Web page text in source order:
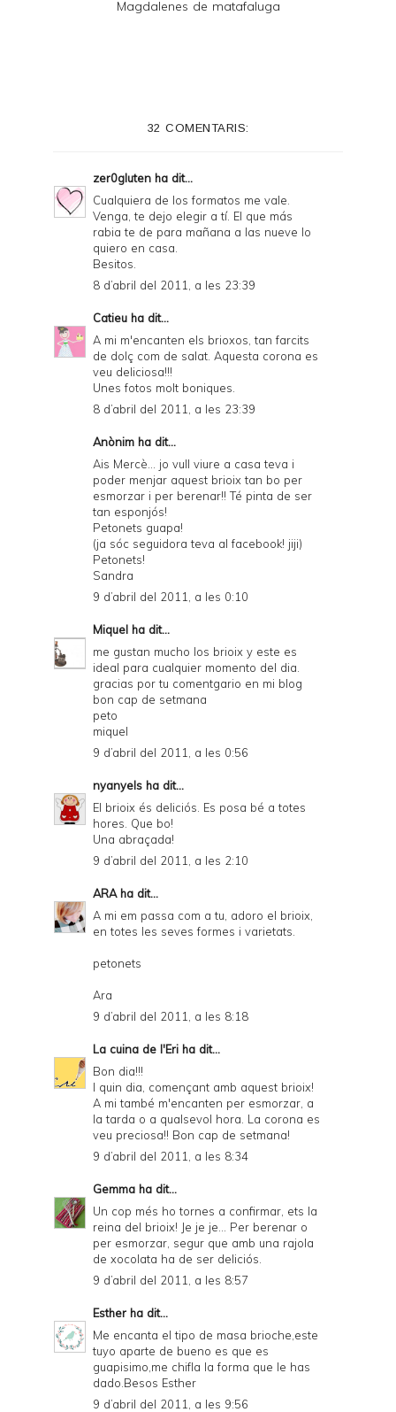
Magdalenes de matafaluga
32 COMENTARIS:
zer0gluten ha dit...
Cualquiera de los formatos me vale.
Venga, te dejo elegir a tí. El que más
rabia te de para mañana a las nueve lo
quiero en casa.
Besitos.
8 d’abril del 2011, a les 23:39
Catieu ha dit...
A mi m'encanten els brioxos, tan farcits
de dolç com de salat. Aquesta corona es
veu deliciosa!!!
Unes fotos molt boniques.
8 d’abril del 2011, a les 23:39
Anònim ha dit...
Ais Mercè... jo vull viure a casa teva i
poder menjar aquest brioix tan bo per
esmorzar i per berenar!! Té pinta de ser
tan esponjós!
Petonets guapa!
(ja sóc seguidora teva al facebook! jiji)
Petonets!
Sandra
9 d’abril del 2011, a les 0:10
Miquel ha dit...
me gustan mucho los brioix y este es
ideal para cualquier momento del dia.
gracias por tu comentgario en mi blog
bon cap de setmana
peto
miquel
9 d’abril del 2011, a les 0:56
nyanyels ha dit...
El brioix és deliciós. Es posa bé a totes
hores. Que bo!
Una abraçada!
9 d’abril del 2011, a les 2:10
ARAha dit...
A mi em passa com a tu, adoro el brioix,
en totes les seves formes i varietats.
petonets
Ara
9 d’abril del 2011, a les 8:18
La cuina de l'Eri ha dit...
Bon dia!!!
I quin dia, començant amb aquest brioix!
A mi també m'encanten per esmorzar, a
la tarda o a qualsevol hora. La corona es
veu preciosa!! Bon cap de setmana!
9 d’abril del 2011, a les 8:34
Gemma ha dit...
Un cop més ho tornes a confirmar, ets la
reina del brioix! Je je je... Per berenar o
per esmorzar, segur que amb una rajola
de xocolata ha de ser deliciós.
9 d’abril del 2011, a les 8:57
Esther ha dit...
Me encanta el tipo de masa brioche,este
tuyo aparte de bueno es que es
guapisimo,me chifla la forma que le has
dado.Besos Esther
9 d’abril del 2011, a les 9:56